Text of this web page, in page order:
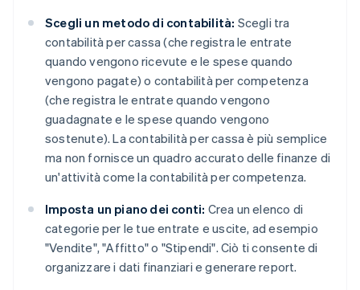
Scegli un metodo di contabilità: Scegli tra
contabilità per cassa (che registra le entrate
quando vengono ricevute e le spese quando
vengono pagate) o contabilità per competenza
(che registra le entrate quando vengono
guadagnate e le spese quando vengono
sostenute). La contabilità per cassa è più semplice
ma non fornisce un quadro accurato delle finanze di
un'attività come la contabilità per competenza.
Imposta un piano dei conti: Crea un elenco di
categorie per le tue entrate e uscite, ad esempio
"Vendite", "Affitto" o "Stipendi". Ciò ti consente di
organizzare i dati finanziari e generare report.